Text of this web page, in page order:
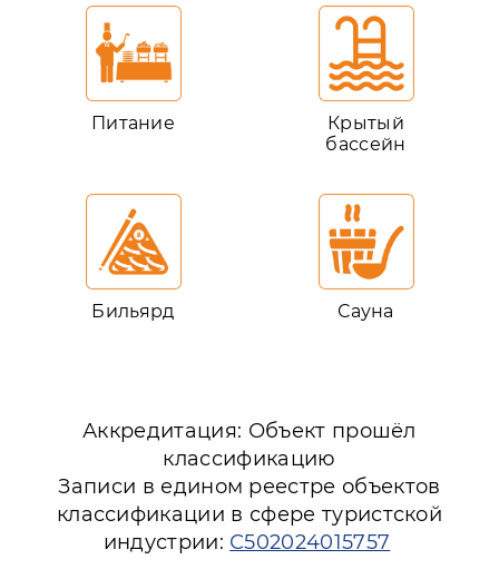
Питание
Крытый
бассейн
Бильярд Сауна
Аккредитация: Объект прошёл
классификацию
Записи в едином реестре объектов
классификации в сфере туристской
индустрии: С502024015757